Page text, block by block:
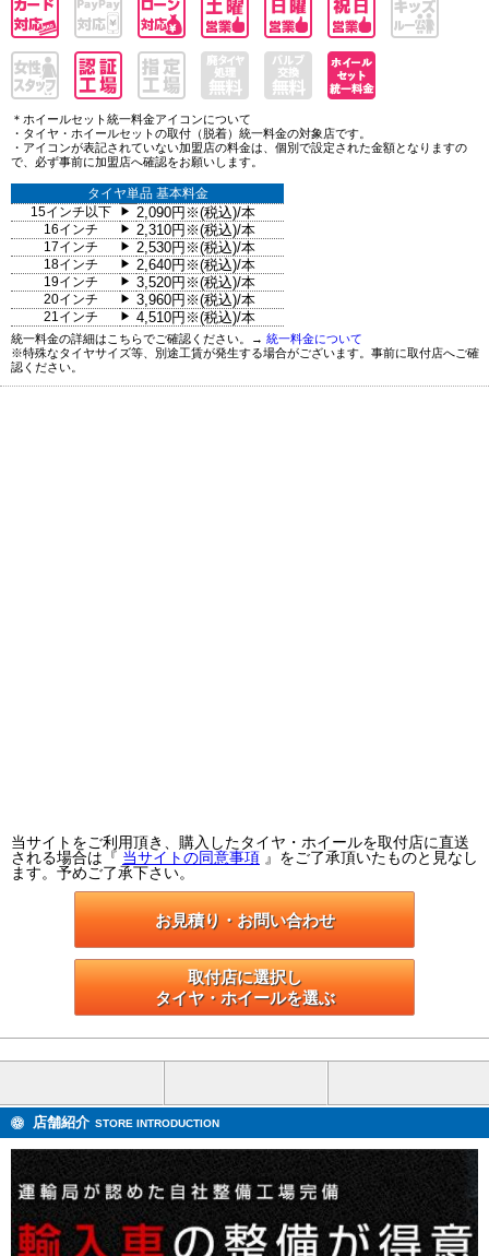
＊ホイールセット統一料金アイコンについて
・タイヤ・ホイールセットの取付（脱着）統一料金の対象店です。
・アイコンが表記されていない加盟店の料金は、個別で設定された金額となりますの
で、必ず事前に加盟店へ確認をお願いします。
タイヤ単品 基本料金
15インチ以下
▶ 2,090円※(税込)/本
16インチ ▶ 2,310円※(税込)/本
17インチ ▶ 2,530円※(税込)/本
18インチ ▶ 2,640円※(税込)/本
19インチ ▶ 3,520円※(税込)/本
20インチ ▶ 3,960円※(税込)/本
21インチ ▶ 4,510円※(税込)/本
統一料金の詳細はこちらでご確認ください。→ 統一料金について
※特殊なタイヤサイズ等、別途工賃が発生する場合がございます。事前に取付店へご確
認ください。
当サイトをご利用頂き、購入したタイヤ・ホイールを取付店に直送
される場合は『 当サイトの同意事項 』をご了承頂いたものと見なし
ます。予めご了承下さい。
お見積り・お問い合わせ
取付店に選択し
タイヤ・ホイールを選ぶ
店舗紹介 STORE INTRODUCTION